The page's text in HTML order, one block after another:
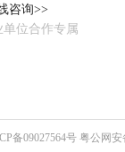
咨询>>
位合作专属
备09027564号 粤公网安